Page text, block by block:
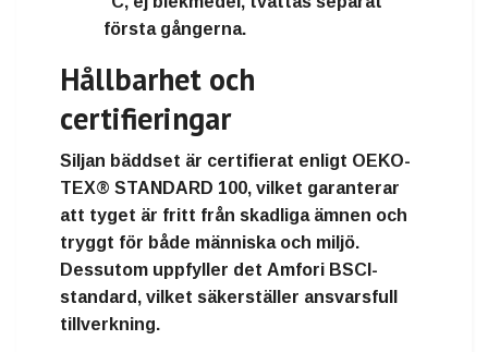
första gångerna.
Hållbarhet och
certifieringar
Siljan bäddset är certifierat enligt OEKO-
TEX® STANDARD 100, vilket garanterar
att tyget är fritt från skadliga ämnen och
tryggt för både människa och miljö.
Dessutom uppfyller det Amfori BSCI-
standard , vilket säkerställer ansvarsfull
tillverkning.